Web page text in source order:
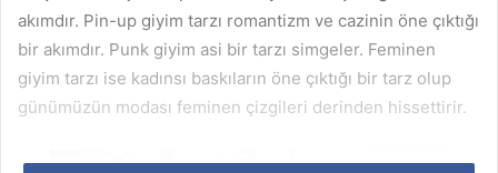
akımdır. Pin-up giyim tarzı romantizm ve cazinin öne çıktığı
bir akımdır. Punk giyim asi bir tarzı simgeler. Feminen
giyim tarzı ise kadınsı baskıların öne çıktığı bir tarz olup
günümüzün modası feminen çizgileri derinden hissettirir.